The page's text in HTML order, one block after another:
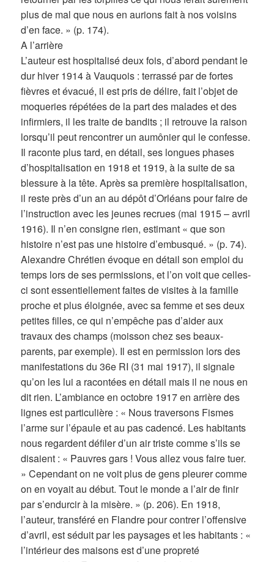
plus de mal que nous en aurions fait à nos voisins
d’en face. » (p. 174).
A l’arrière
L’auteur est hospitalisé deux fois, d’abord pendant le
dur hiver 1914 à Vauquois : terrassé par de fortes
fièvres et évacué, il est pris de délire, fait l’objet de
moqueries répétées de la part des malades et des
infirmiers, il les traite de bandits ; il retrouve la raison
lorsqu’il peut rencontrer un aumônier qui le confesse.
Il raconte plus tard, en détail, ses longues phases
d’hospitalisation en 1918 et 1919, à la suite de sa
blessure à la tête. Après sa première hospitalisation,
il reste près d’un an au dépôt d’Orléans pour faire de
l’instruction avec les jeunes recrues (mai 1915 – avril
1916). Il n’en consigne rien, estimant « que son
histoire n’est pas une histoire d’embusqué. » (p. 74).
Alexandre Chrétien évoque en détail son emploi du
temps lors de ses permissions, et l’on voit que celles-
ci sont essentiellement faites de visites à la famille
proche et plus éloignée, avec sa femme et ses deux
petites filles, ce qui n’empêche pas d’aider aux
travaux des champs (moisson chez ses beaux-
parents, par exemple). Il est en permission lors des
manifestations du 36e RI (31 mai 1917), il signale
qu’on les lui a racontées en détail mais il ne nous en
dit rien. L’ambiance en octobre 1917 en arrière des
lignes est particulière : « Nous traversons Fismes
l’arme sur l’épaule et au pas cadencé. Les habitants
nous regardent défiler d’un air triste comme s’ils se
disaient : « Pauvres gars ! Vous allez vous faire tuer.
» Cependant on ne voit plus de gens pleurer comme
on en voyait au début. Tout le monde a l’air de finir
par s’endurcir à la misère. » (p. 206). En 1918,
l’auteur, transféré en Flandre pour contrer l’offensive
d’avril, est séduit par les paysages et les habitants : «
l’intérieur des maisons est d’une propreté